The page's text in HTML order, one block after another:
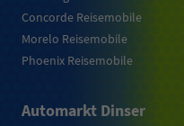
Concorde Reisemobile
Morelo Reisemobile
Phoenix Reisemobile
Automarkt Dinser